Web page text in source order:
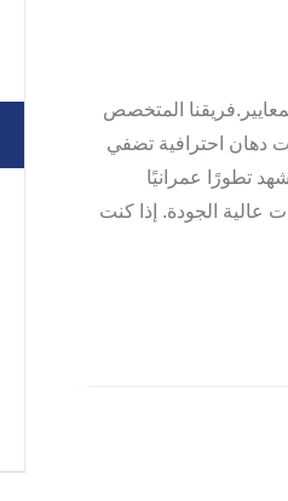
المتخصص
دهان احترافية تضفي
تطورًا عمرانيًا
عالية الجودة. إذا كنت